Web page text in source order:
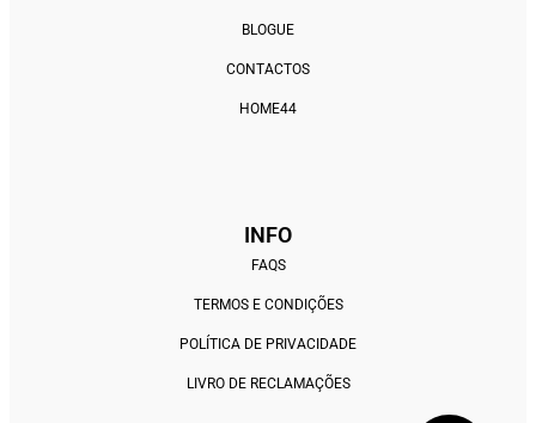
BLOGUE
CONTACTOS
HOME44
INFO
FAQS
TERMOS E CONDIÇÕES
POLÍTICA DE PRIVACIDADE
LIVRO DE RECLAMAÇÕES